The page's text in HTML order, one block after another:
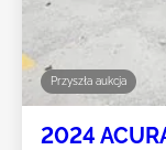
Przyszła aukcja
2024